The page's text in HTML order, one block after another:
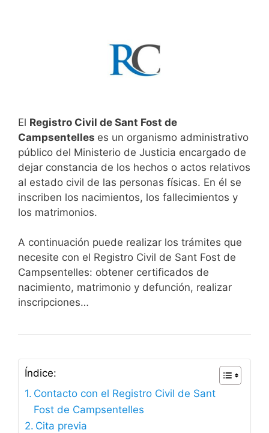
El Registro Civil de Sant Fost de
Campsentelles es un organismo administrativo
público del Ministerio de Justicia encargado de
dejar constancia de los hechos o actos relativos
al estado civil de las personas físicas. En él se
inscriben los nacimientos, los fallecimientos y
los matrimonios.
A continuación puede realizar los trámites que
necesite con el Registro Civil de Sant Fost de
Campsentelles: obtener certificados de
nacimiento, matrimonio y defunción, realizar
inscripciones…
Índice:
Contacto con el Registro Civil de Sant
Fost de Campsentelles
Cita previa